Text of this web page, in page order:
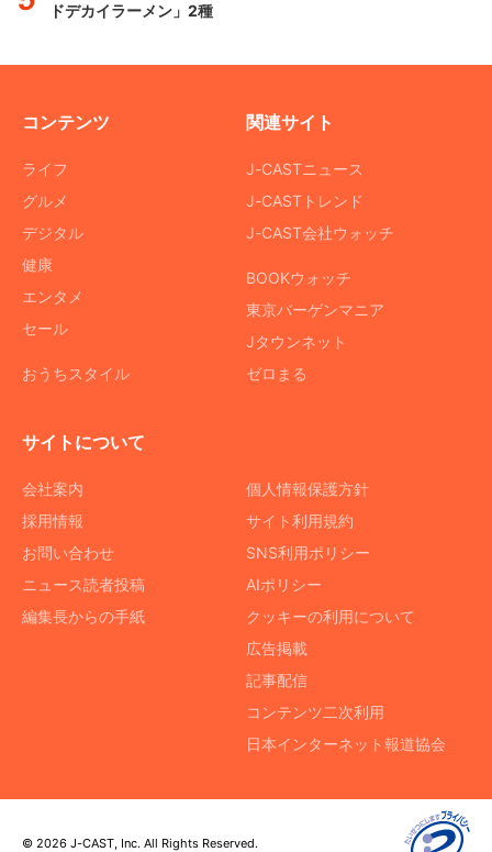
ドデカイラーメン」2種
コンテンツ
ライフ
グルメ
デジタル
健康
エンタメ
セール
おうちスタイル
関連サイト
J-CASTニュース
J-CASTトレンド
J-CAST会社ウォッチ
BOOKウォッチ
東京バーゲンマニア
Jタウンネット
ゼロまる
サイトについて
会社案内
採用情報
お問い合わせ
ニュース読者投稿
編集長からの手紙
個人情報保護方針
サイト利用規約
SNS利用ポリシー
AIポリシー
クッキーの利用について
広告掲載
記事配信
コンテンツ二次利用
日本インターネット報道協会
© 2026 J-CAST, Inc. All Rights Reserved.